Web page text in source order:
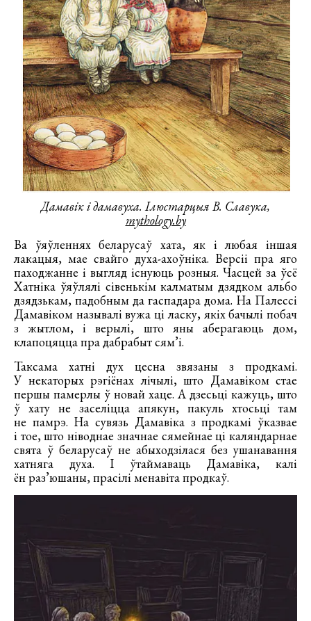
Дамавік і дамавуха. Ілюстарцыя В. Славука,
mythology.by
Ва ўяўленнях беларусаў хата, як і любая іншая
лакацыя, мае свайго духа-ахоўніка. Версіі пра яго
паходжанне і выгляд існуюць розныя. Часцей за ўсё
Хатніка ўяўлялі сівенькім калматым дзядком альбо
дзядзькам, падобным да гаспадара дома. На Палессі
Дамавіком называлі вужа ці ласку, якіх бачылі побач
з жытлом, і верылі, што яны аберагаюць дом,
клапоцяцца пра дабрабыт сям’і.
Таксама хатні дух цесна звязаны з продкамі.
У некаторых рэгіёнах лічылі, што Дамавіком стае
першы памерлы ў новай хаце. А дзесьці кажуць, што
ў хату не заселіцца апякун, пакуль хтосьці там
не памрэ. На сувязь Дамавіка з продкамі ўказвае
і тое, што ніводнае значнае сямейнае ці каляндарнае
свята ў беларусаў не абыходзілася без ушанавання
хатняга духа. І ўтаймаваць Дамавіка, калі
ён раз’юшаны, прасілі менавіта продкаў.